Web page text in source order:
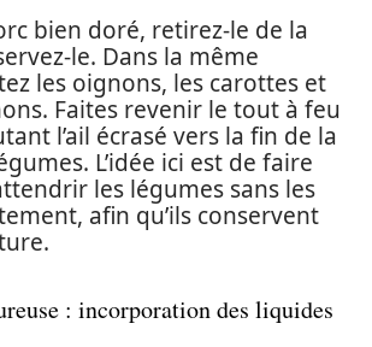
bien doré, retirez-le de la
le. Dans la même
les oignons, les carottes et
Faites revenir le tout à feu
l’ail écrasé vers la fin de la
L’idée ici est de faire
les légumes sans les
afin qu’ils conservent
: incorporation des liquides